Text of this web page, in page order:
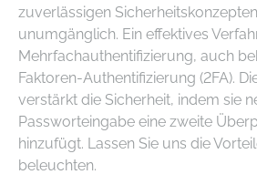
zuverlässigen
unumgänglich. Ein effektives
Mehrfachauthentifizierung, auch
Faktoren-Authentifizierung (2FA).
verstärkt die Sicherheit, indem sie
Passworteingabe eine zweite
hinzufügt. Lassen Sie uns die
beleuchten.